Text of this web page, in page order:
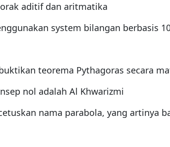
aditif dan aritmatika
system bilangan berbasis
teorema Pythagoras secara
nol adalah Al Khwarizmi
nama parabola, yang artinya